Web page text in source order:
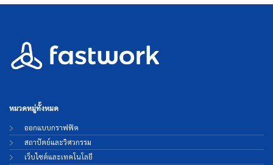
หมวดหมู่ทั้งหมด
ออกแบบกราฟฟิค
สถาปัตย์และวิศวกรรม
เว็บไซต์และเทคโนโลยี